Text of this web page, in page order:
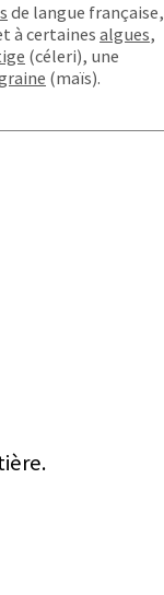
de langue française,
à certainesalgues,
(céleri), une
(maïs).